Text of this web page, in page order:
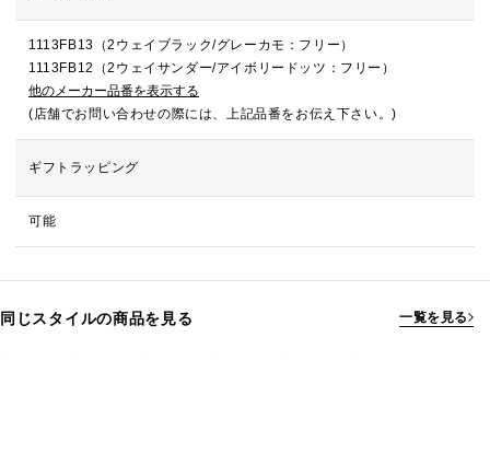
1113FB13（2ウェイブラック/グレーカモ：フリー）
1113FB12（2ウェイサンダー/アイボリードッツ：フリー）
他のメーカー品番を表示する
(店舗でお問い合わせの際には、上記品番をお伝え下さい。)
ギフトラッピング
可能
同じスタイルの商品を見る 一覧を見る